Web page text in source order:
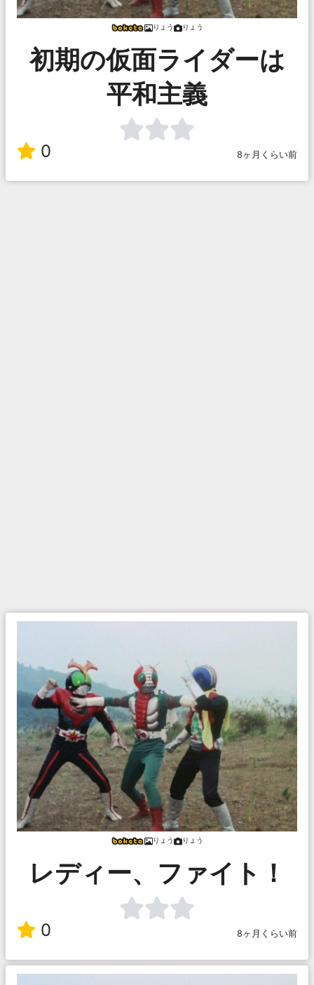
りょう りょう
初期の仮面ライダーは
平和主義
0 8ヶ月くらい前
りょう りょう
レディー、ファイト！
0 8ヶ月くらい前